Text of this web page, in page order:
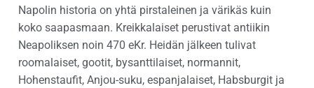
Napolin historia on yhtä pirstaleinen ja värikäs kuin
koko saapasmaan. Kreikkalaiset perustivat antiikin
Neapoliksen noin 470 eKr. Heidän jälkeen tulivat
roomalaiset, gootit, bysanttilaiset, normannit,
Hohenstaufit, Anjou-suku, espanjalaiset, Habsburgit ja